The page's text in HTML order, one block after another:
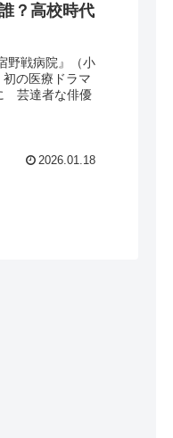
？高校時代
野戦病院』（小
の医療ドラマ
芸達者な俳優
2026.01.18